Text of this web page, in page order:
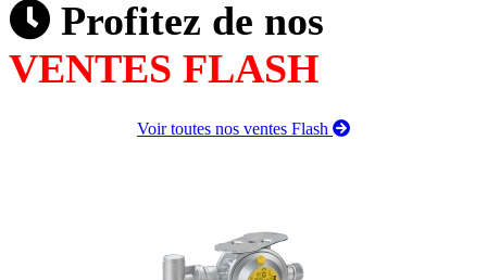
Profitez de nos
VENTES FLASH
Voir toutes nos ventes Flash